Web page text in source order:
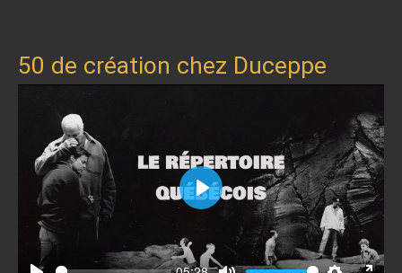
50 de création chez Duceppe
Play